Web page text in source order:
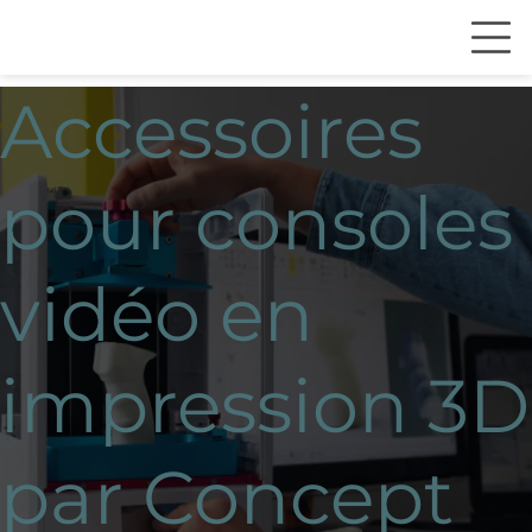
Accessoires
pour consoles
vidéo en
impression 3D
par Concept